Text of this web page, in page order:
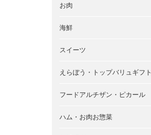
お肉
海鮮
スイーツ
えらぼう・トップバリュギフト
フードアルチザン・ピカール
ハム・お肉お惣菜